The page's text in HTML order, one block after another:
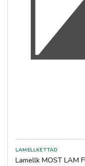
Lamellk MOST LAM